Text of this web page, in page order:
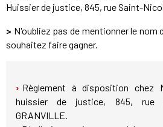
Huissier de justice, 845, rue Saint-
> N'oubliez pas de mentionner le nom
souhaitez faire gagner.
Règlement à disposition chez
huissier de justice, 845, rue
GRANVILLE.